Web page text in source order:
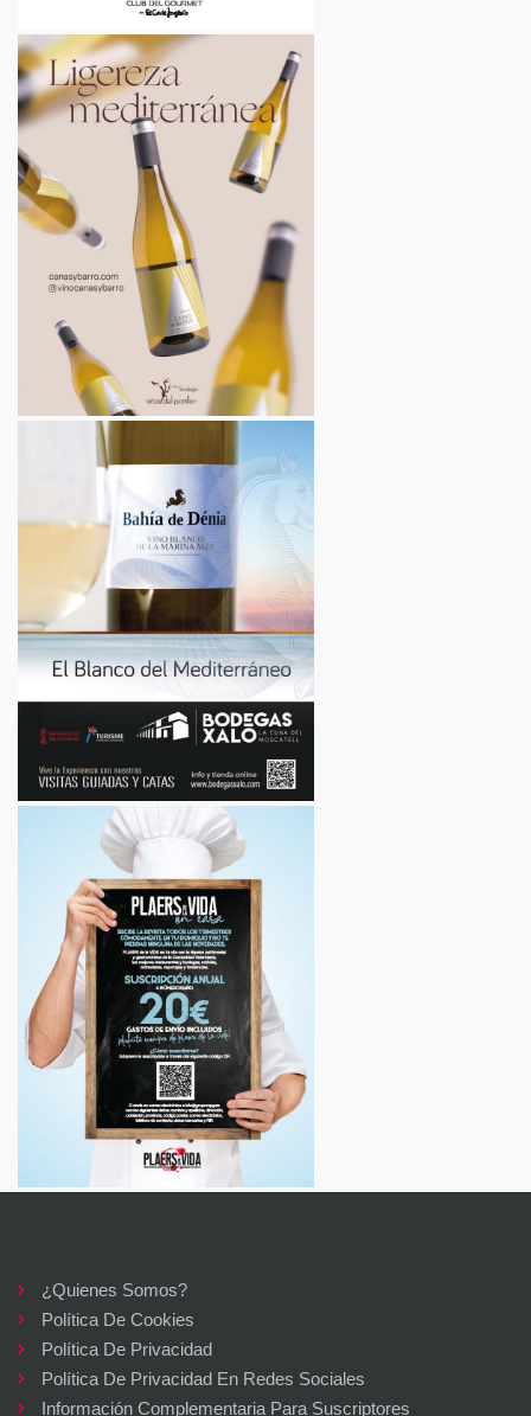
¿Quienes Somos?
Política De Cookies
Política De Privacidad
Política De Privacidad En Redes Sociales
Información Complementaria Para Suscriptores